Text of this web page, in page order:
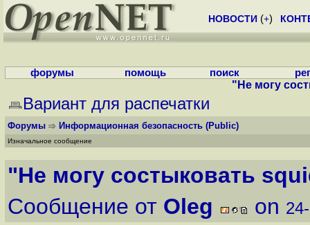
НОВОСТИ (+)
форумы помощь поиск
"Не могу
Вариант для распечатки
Форумы Информационная безопасность (Public)
Изначальное сообщение
"Не могу состыковать
Сообщение от Oleg on